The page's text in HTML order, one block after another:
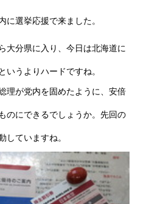
に選挙応援で来ました。
大分県に入り、今日は北海道に
いうよりハードですね。
理が党内を固めたように、安倍
のにできるでしょうか。先回の
していますね。